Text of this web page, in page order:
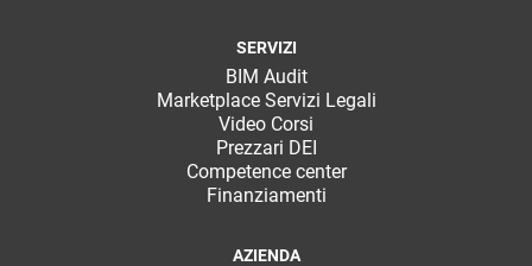
SERVIZI
BIM Audit
Marketplace Servizi Legali
Video Corsi
Prezzari DEI
Competence center
Finanziamenti
AZIENDA